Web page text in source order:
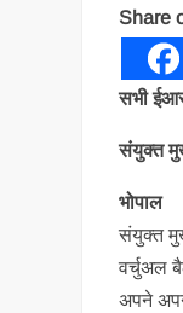
Share
सभी
संयुक्त
भोपाल
संयुक्त
वर्चुअल
अपने